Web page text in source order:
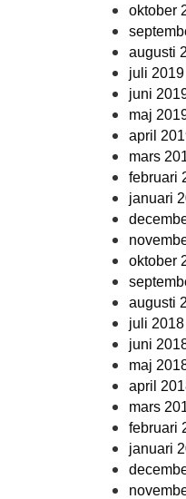
oktober
augusti
juli 2019
juni
maj
april
mars
februari
januari
oktober
augusti
juli 2018
juni
maj
april
mars
februari
januari